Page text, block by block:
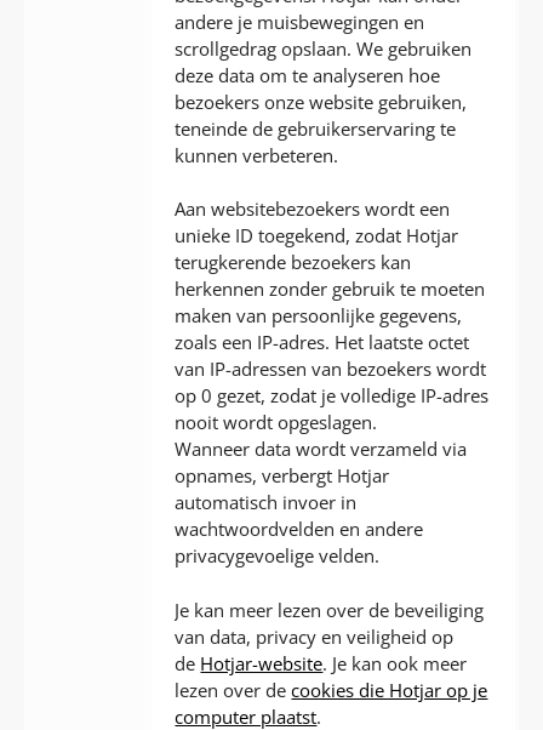
andere je muisbewegingen en
scrollgedrag opslaan. We gebruiken
deze data om te analyseren hoe
bezoekers onze website gebruiken,
teneinde de gebruikerservaring te
kunnen verbeteren.
Aan websitebezoekers wordt een
unieke ID toegekend, zodat Hotjar
terugkerende bezoekers kan
herkennen zonder gebruik te moeten
maken van persoonlijke gegevens,
zoals een IP-adres. Het laatste octet
van IP-adressen van bezoekers wordt
op 0 gezet, zodat je volledige IP-adres
nooit wordt opgeslagen.
Wanneer data wordt verzameld via
opnames, verbergt Hotjar
automatisch invoer in
wachtwoordvelden en andere
privacygevoelige velden.
Je kan meer lezen over de beveiliging
van data, privacy en veiligheid op
de Hotjar-website. Je kan ook meer
lezen over decookies die Hotjar op je
computer plaatst.